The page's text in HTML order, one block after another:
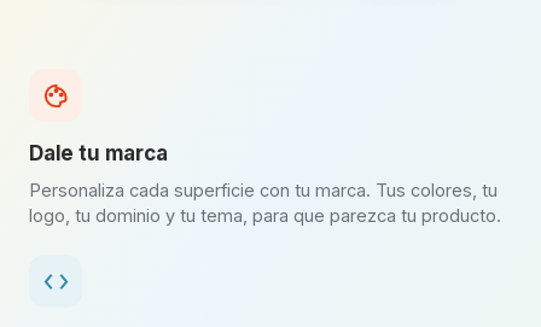
Dale tu marca
Personaliza cada superficie con tu marca. Tus colores, tu
logo, tu dominio y tu tema, para que parezca tu producto.